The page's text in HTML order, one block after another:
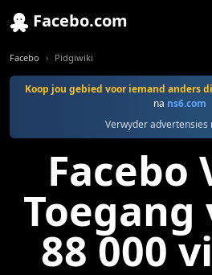
Facebo.com
Facebo Pidgiwiki
Koop jou gebied voor iemand anders
na ns6.com
Verwyder
Facebo
88 000